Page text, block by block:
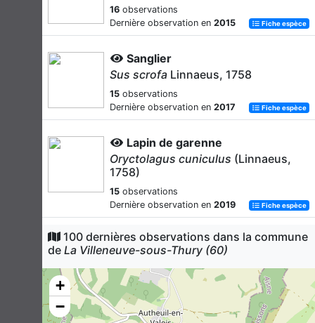
16 observations
Dernière observation en 2015 Fiche espèce
Sanglier
Sus scrofa Linnaeus, 1758
15 observations
Dernière observation en 2017 Fiche espèce
Lapin de garenne
Oryctolagus cuniculus (Linnaeus,
1758)
15 observations
Dernière observation en 2019 Fiche espèce
Lièvre d'Europe
Lepus europaeus Pallas, 1778
observations
Dernière observation en
Fiche espèce
100 dernières observations dans la commune
de La Villeneuve-sous-Thury (60)
+
−